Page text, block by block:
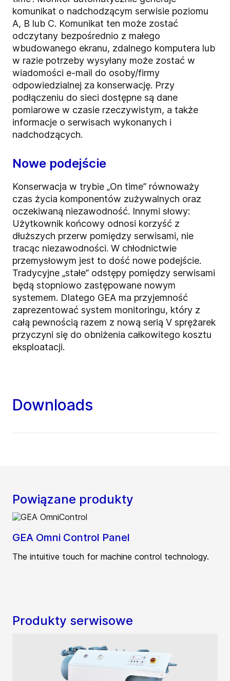
komunikat o nadchodzącym serwisie poziomu
A, B lub C. Komunikat ten może zostać
odczytany bezpośrednio z małego
wbudowanego ekranu, zdalnego komputera lub
w razie potrzeby wysyłany może zostać w
wiadomości e-mail do osoby/firmy
odpowiedzialnej za konserwację. Przy
podłączeniu do sieci dostępne są dane
pomiarowe w czasie rzeczywistym, a także
informacje o serwisach wykonanych i
nadchodzących.
Nowe podejście
Konserwacja w trybie „On time” równoważy
czas życia komponentów zużywalnych oraz
oczekiwaną niezawodność. Innymi słowy:
Użytkownik końcowy odnosi korzyść z
dłuższych przerw pomiędzy serwisami, nie
tracąc niezawodności. W chłodnictwie
przemysłowym jest to dość nowe podejście.
Tradycyjne „stałe” odstępy pomiędzy serwisami
będą stopniowo zastępowane nowym
systemem. Dlatego GEA ma przyjemność
zaprezentować system monitoringu, który z
całą pewnością razem z nową serią V sprężarek
przyczyni się do obniżenia całkowitego kosztu
eksploatacji.
Downloads
Powiązane produkty
GEA Omni Control Panel
The intuitive touch for machine control technology.
Produkty serwisowe